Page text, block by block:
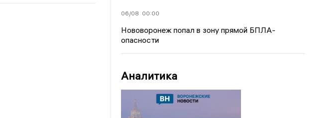
06/08 00:00
Нововоронеж попал в зону прямой БПЛА-
опасности
Аналитика